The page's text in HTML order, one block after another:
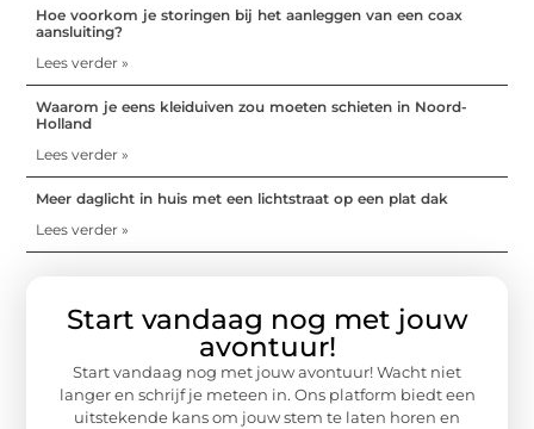
Hoe voorkom je storingen bij het aanleggen van een coax
aansluiting?
Lees verder »
Waarom je eens kleiduiven zou moeten schieten in Noord-
Holland
Lees verder »
Meer daglicht in huis met een lichtstraat op een plat dak
Lees verder »
Start vandaag nog met jouw
avontuur!
Start vandaag nog met jouw avontuur! Wacht niet
langer en schrijf je meteen in. Ons platform biedt een
uitstekende kans om jouw stem te laten horen en